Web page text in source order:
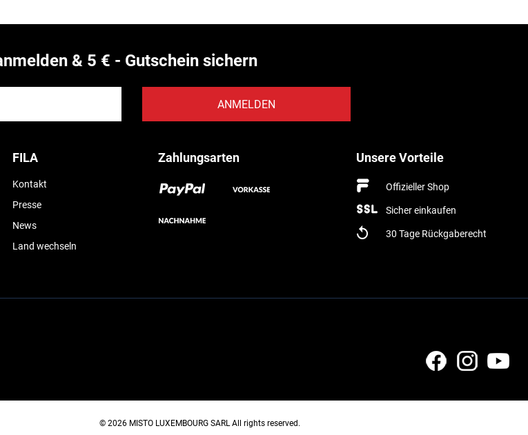
& 5 € - Gutschein sichern
ANMELDEN
FILA
Kontakt
Presse
News
Land wechseln
Zahlungsarten Unsere Vorteile
Offizieller Shop
Sicher einkaufen
30 Tage Rückgaberecht
© 2026 MISTO LUXEMBOURG SARL All rights reserved.